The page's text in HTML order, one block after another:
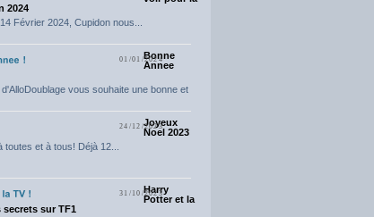
2024
Février 2024, Cupidon nous...
01/01/2024
Bonne
Annee
vous souhaite une bonne et
24/12/2023
Joyeux
Noel 2023
toutes et à tous! Déjà 12...
31/10/2023
Harry
Potter et la
secrets sur TF1